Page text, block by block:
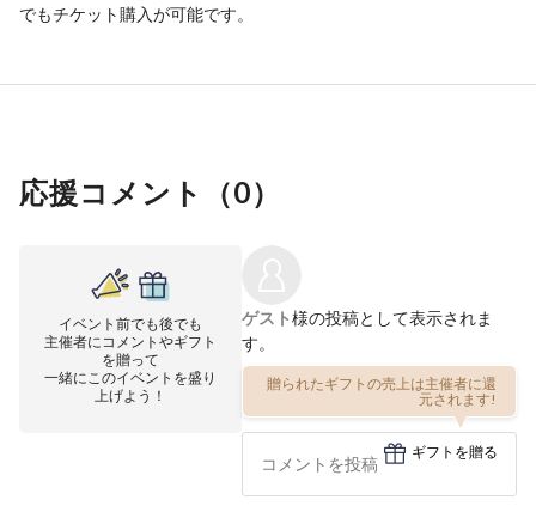
でもチケット購入が可能です。
応援コメント（0）
イベント前でも後でも
主催者にコメントやギフト
を贈って
一緒にこのイベントを盛り
上げよう！
ゲスト様の投稿として表示されま
す。
贈られたギフトの売上は主催者に還
元されます!
ギフトを贈る